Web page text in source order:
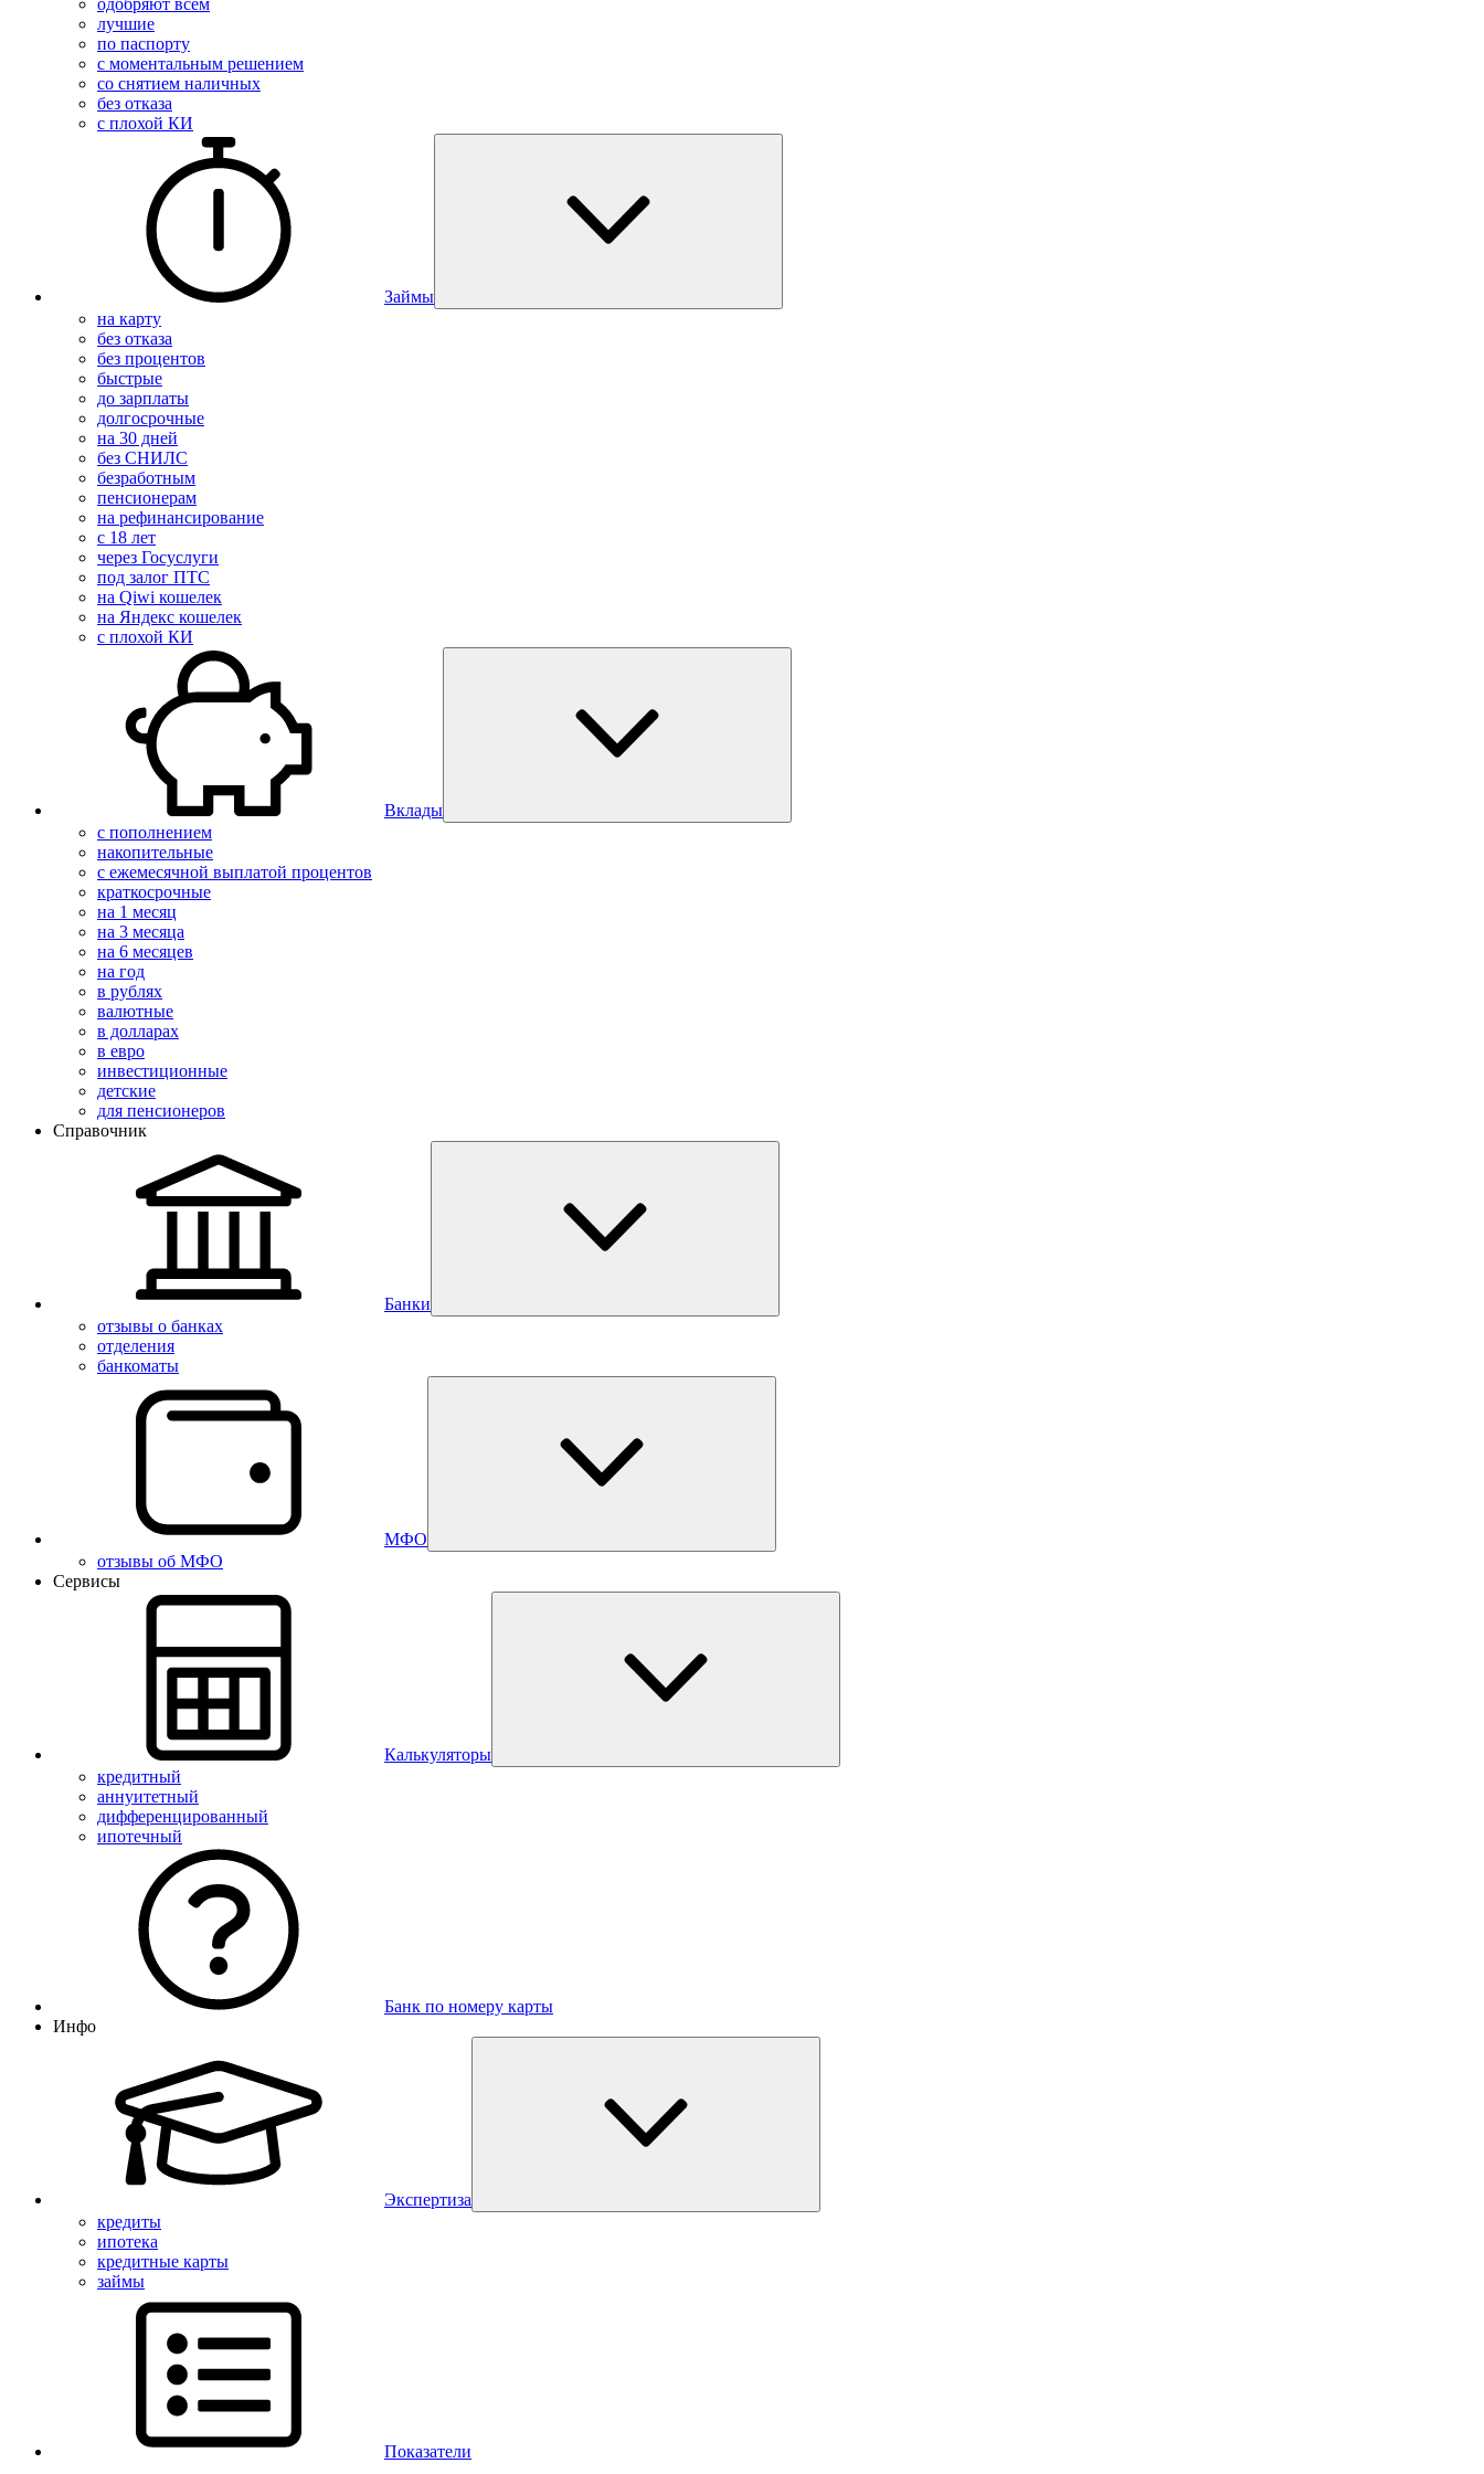
одобряют всем
лучшие
по паспорту
с моментальным решением
со снятием наличных
без отказа
с плохой КИ
Займы
на карту
без отказа
без процентов
быстрые
до зарплаты
долгосрочные
на 30 дней
без СНИЛС
безработным
пенсионерам
на рефинансирование
с 18 лет
через Госуслуги
под залог ПТС
на Qiwi кошелек
на Яндекс кошелек
с плохой КИ
Вклады
с пополнением
накопительные
с ежемесячной выплатой процентов
краткосрочные
на 1 месяц
на 3 месяца
на 6 месяцев
на год
в рублях
валютные
в долларах
в евро
инвестиционные
детские
для пенсионеров
Справочник
Банки
отзывы о банках
отделения
банкоматы
МФО
отзывы об МФО
Сервисы
Калькуляторы
кредитный
аннуитетный
дифференцированный
ипотечный
Банк по номеру карты
Инфо
Экспертиза
кредиты
ипотека
кредитные карты
займы
Показатели